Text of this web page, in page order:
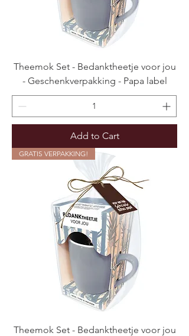
Theemok Set - Bedanktheetje voor jou
- Geschenkverpakking - Papa label
Add to Cart
GRATIS VERPAKKING!
Theemok Set - Bedanktheetje voor jou